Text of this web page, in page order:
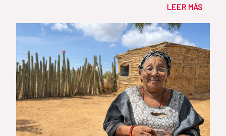
LEER MÁS